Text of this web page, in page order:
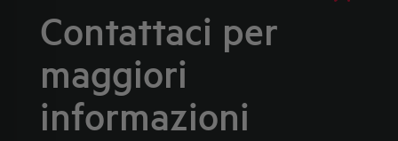
Contattaci per
maggiori
informazioni